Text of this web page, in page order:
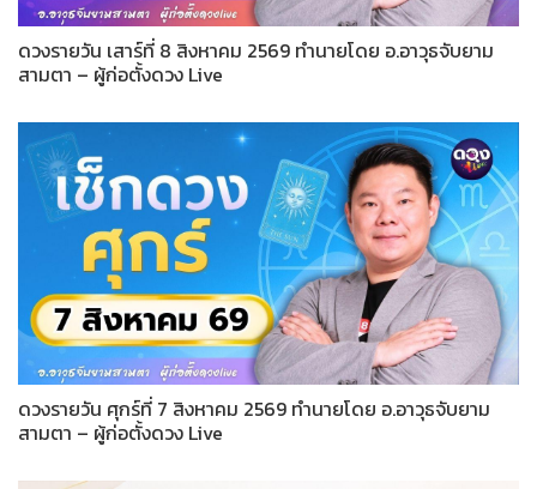
ดวงรายวัน เสาร์ที่ 8 สิงหาคม 2569 ทำนายโดย อ.อาวุธจับยาม
สามตา – ผู้ก่อตั้งดวง Live
ดวงรายวัน ศุกร์ที่ 7 สิงหาคม 2569 ทำนายโดย อ.อาวุธจับยาม
สามตา – ผู้ก่อตั้งดวง Live